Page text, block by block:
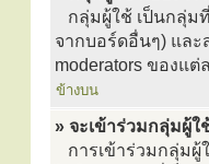
กลุ่มผู้ใช้ เป็นกลุ่ม
จากบอร์ดอื่นๆ) แล
moderators ของแ
ข้างบน
» จะเข้าร่วมกลุ่มผู้ใ
การเข้าร่วมกลุ่ม